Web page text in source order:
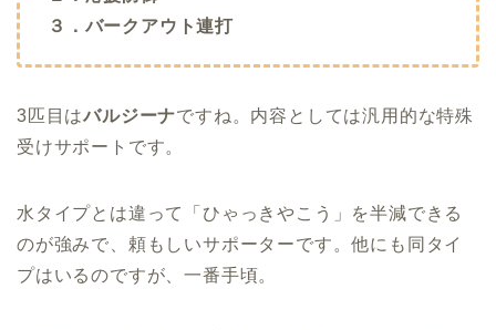
３．バークアウト連打
3匹目はバルジーナですね。内容としては汎用的な特殊
受けサポートです。
水タイプとは違って「ひゃっきやこう」を半減できる
のが強みで、頼もしいサポーターです。他にも同タイ
プはいるのですが、一番手頃。